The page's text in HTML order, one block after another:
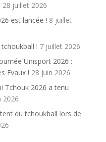
28 juillet 2026
est lancée ! 8 juillet
tchoukball ! 7 juillet 2026
Unisport 2026 :
Evaux ! 28 juin 2026
Tchouk 2026 a tenu
2026
du tchoukball lors de